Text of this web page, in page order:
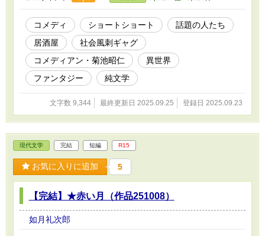
コメディ ショートショート
話題の人たち
居酒屋
社会風刺ギャグ
コメディアン・菊池昭仁
異世界
ファンタジー
純文学
文字数 9,344 最終更新日 2025.09.25 登録日 2025.09.23
現代文学 完結 短編 R15
お気に入りに追加 5
【完結】★赤い月（作品251008）
如月礼次郎